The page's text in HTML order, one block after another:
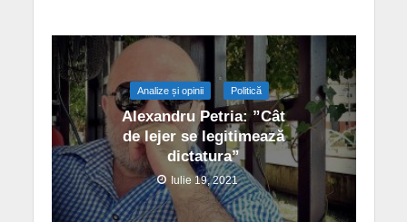
Analize și opinii Politică
Alexandru Petria: ”Cât
de lejer se legitimează
dictatura”
Iulie 19, 2021